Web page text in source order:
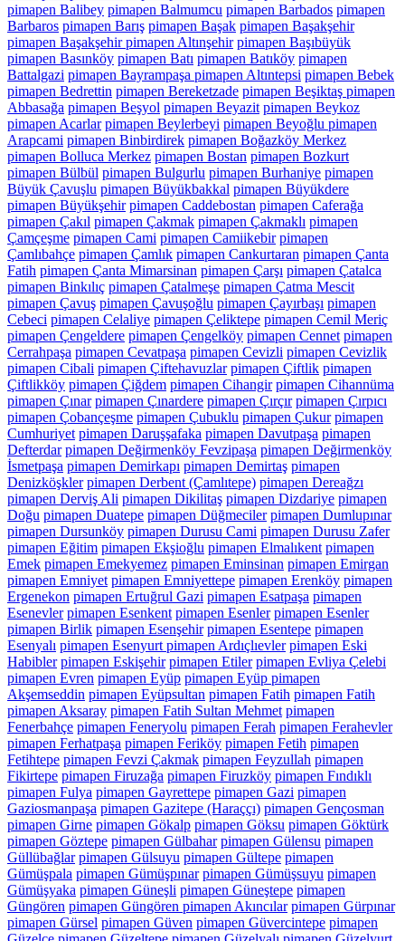
pimapen Balibey pimapen Balmumcu pimapen Barbados pimapen
Barbaros pimapen Barış pimapen Başak pimapen Başakşehir
pimapen Başakşehir pimapen Altınşehir pimapen Başıbüyük
pimapen Basınköy pimapen Batı pimapen Batıköy pimapen
Battalgazi pimapen Bayrampaşa pimapen Altıntepsi pimapen Bebek
pimapen Bedrettin pimapen Bereketzade pimapen Beşiktaş pimapen
Abbasağa pimapen Beşyol pimapen Beyazit pimapen Beykoz
pimapen Acarlar pimapen Beylerbeyi pimapen Beyoğlu pimapen
Arapcami pimapen Binbirdirek pimapen Boğazköy Merkez
pimapen Bolluca Merkez pimapen Bostan pimapen Bozkurt
pimapen Bülbül pimapen Bulgurlu pimapen Burhaniye pimapen
Büyük Çavuşlu pimapen Büyükbakkal pimapen Büyükdere
pimapen Büyükşehir pimapen Caddebostan pimapen Caferağa
pimapen Çakıl pimapen Çakmak pimapen Çakmaklı pimapen
Çamçeşme pimapen Cami pimapen Camiikebir pimapen
Çamlıbahçe pimapen Çamlık pimapen Cankurtaran pimapen Çanta
Fatih pimapen Çanta Mimarsinan pimapen Çarşı pimapen Çatalca
pimapen Binkılıç pimapen Çatalmeşe pimapen Çatma Mescit
pimapen Çavuş pimapen Çavuşoğlu pimapen Çayırbaşı pimapen
Cebeci pimapen Celaliye pimapen Çeliktepe pimapen Cemil Meriç
pimapen Çengeldere pimapen Çengelköy pimapen Cennet pimapen
Cerrahpaşa pimapen Cevatpaşa pimapen Cevizli pimapen Cevizlik
pimapen Cibali pimapen Çiftehavuzlar pimapen Çiftlik pimapen
Çiftlikköy pimapen Çiğdem pimapen Cihangir pimapen Cihannüma
pimapen Çınar pimapen Çınardere pimapen Çırçır pimapen Çırpıcı
pimapen Çobançeşme pimapen Çubuklu pimapen Çukur pimapen
Cumhuriyet pimapen Daruşşafaka pimapen Davutpaşa pimapen
Defterdar pimapen Değirmenköy Fevzipaşa pimapen Değirmenköy
İsmetpaşa pimapen Demirkapı pimapen Demirtaş pimapen
Denizköşkler pimapen Derbent (Çamlıtepe) pimapen Dereağzı
pimapen Derviş Ali pimapen Dikilitaş pimapen Dizdariye pimapen
Doğu pimapen Duatepe pimapen Düğmeciler pimapen Dumlupınar
pimapen Dursunköy pimapen Durusu Cami pimapen Durusu Zafer
pimapen Eğitim pimapen Ekşioğlu pimapen Elmalıkent pimapen
Emek pimapen Emekyemez pimapen Eminsinan pimapen Emirgan
pimapen Emniyet pimapen Emniyettepe pimapen Erenköy pimapen
Ergenekon pimapen Ertuğrul Gazi pimapen Esatpaşa pimapen
Esenevler pimapen Esenkent pimapen Esenler pimapen Esenler
pimapen Birlik pimapen Esenşehir pimapen Esentepe pimapen
Esenyalı pimapen Esenyurt pimapen Ardıçlıevler pimapen Eski
Habibler pimapen Eskişehir pimapen Etiler pimapen Evliya Çelebi
pimapen Evren pimapen Eyüp pimapen Eyüp pimapen
Akşemseddin pimapen Eyüpsultan pimapen Fatih pimapen Fatih
pimapen Aksaray pimapen Fatih Sultan Mehmet pimapen
Fenerbahçe pimapen Feneryolu pimapen Ferah pimapen Ferahevler
pimapen Ferhatpaşa pimapen Feriköy pimapen Fetih pimapen
Fetihtepe pimapen Fevzi Çakmak pimapen Feyzullah pimapen
Fikirtepe pimapen Firuzağa pimapen Firuzköy pimapen Fındıklı
pimapen Fulya pimapen Gayrettepe pimapen Gazi pimapen
Gaziosmanpaşa pimapen Gazitepe (Haraççı) pimapen Gençosman
pimapen Girne pimapen Gökalp pimapen Göksu pimapen Göktürk
pimapen Göztepe pimapen Gülbahar pimapen Gülensu pimapen
Güllübağlar pimapen Gülsuyu pimapen Gültepe pimapen
Gümüşpala pimapen Gümüşpınar pimapen Gümüşsuyu pimapen
Gümüşyaka pimapen Güneşli pimapen Güneştepe pimapen
Güngören pimapen Güngören pimapen Akıncılar pimapen Gürpınar
pimapen Gürsel pimapen Güven pimapen Güvercintepe pimapen